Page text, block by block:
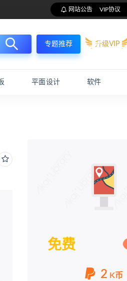
网站公告 VIP协议
专题推荐 升级VIP
平面设计 软件
免费
2 K币